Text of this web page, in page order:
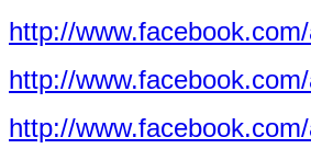
http://
http://
http://